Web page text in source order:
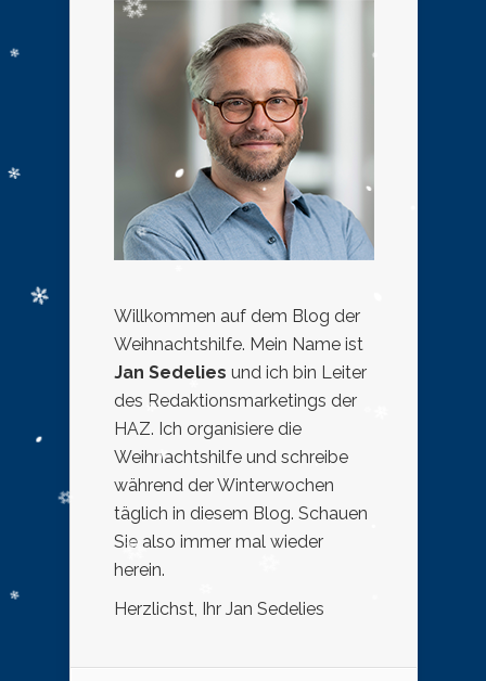
Willkommen auf dem Blog der
Weihnachtshilfe. Mein Name ist
Jan Sedelies und ich bin Leiter
des Redaktionsmarketings der
HAZ. Ich organisiere die
Weihnachtshilfe und schreibe
während der Winterwochen
täglich in diesem Blog. Schauen
Sie also immer mal wieder
herein.
Herzlichst, Ihr Jan Sedelies